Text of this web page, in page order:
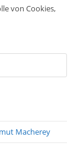
von Cookies,
Macherey